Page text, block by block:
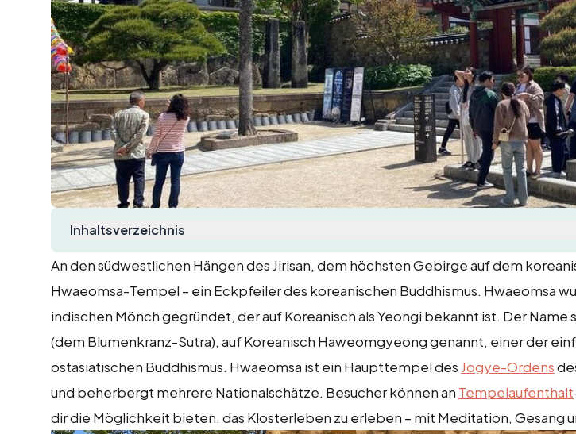
Inhaltsverzeichnis
An den südwestlichen Hängen des Jirisan, dem höchsten Gebirge auf dem
Hwaeomsa-Tempel – ein Eckpfeiler des koreanischen Buddhismus. Hwaeomsa
indischen Mönch gegründet, der auf Koreanisch als Yeongi bekannt ist. Der Name
(dem Blumenkranz-Sutra), auf Koreanisch Haweomgyeong genannt, einer der
ostasiatischen Buddhismus. Hwaeomsa ist ein Haupttempel des Jogye-Ordens
und beherbergt mehrere Nationalschätze. Besucher können an Tempelaufenthalt
dir die Möglichkeit bieten, das Klosterleben zu erleben – mit Meditation, Gesang